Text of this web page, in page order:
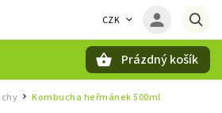
CZK
Prázdný košík
/ Kombucha heřmánek 500ml